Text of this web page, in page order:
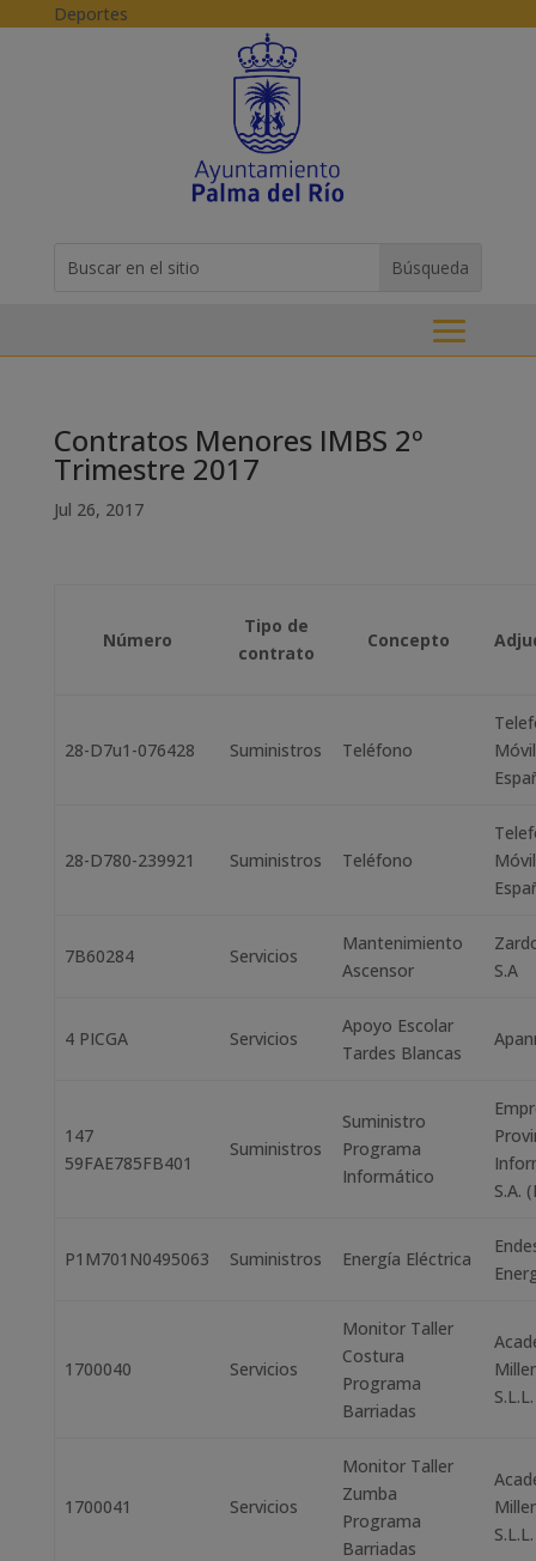
Skip to content
Deportes
for...
Contratos Menores IMBS 2º
Trimestre 2017
Jul 26, 2017
Número
Tipo de
contrato
Concepto
28-D7u1-076428 Suministros Teléfono
28-D780-239921 Suministros Teléfono
7B60284 Servicios
Mantenimiento
Ascensor
S.A
4 PICGA Servicios
Apoyo Escolar
Tardes Blancas
147
59FAE785FB401
Suministros
Suministro
Programa
Informático
S.A.
P1M701N0495063 Suministros Energía Eléctrica
1700040 Servicios
Monitor Taller
Costura
Programa
Barriadas
S.L.L.
1700041 Servicios
Monitor Taller
Zumba
Programa
Barriadas
S.L.L.